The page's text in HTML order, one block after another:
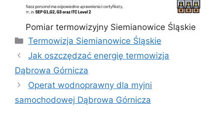
Pomiar termowizyjny Siemianowice Śląskie
Kategorie
Termowizja Siemianowice Śląskie
Jak oszczędzać energię termowizja
Dąbrowa Górnicza
Operat wodnoprawny dla myjni
samochodowej Dąbrowa Górnicza